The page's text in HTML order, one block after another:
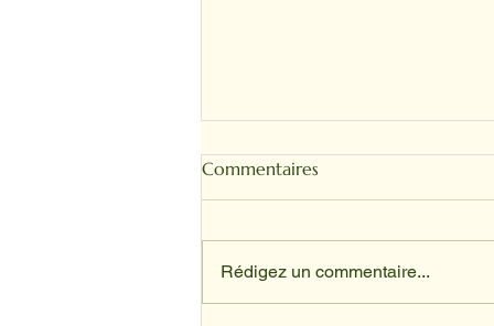
Commentaires
Rédigez un commentaire...